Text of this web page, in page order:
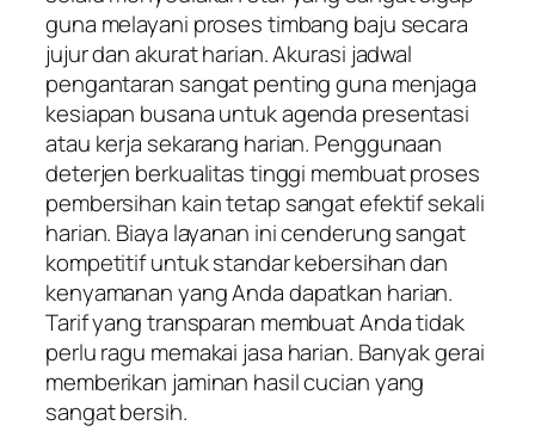
guna melayani proses timbang baju secara
jujur dan akurat harian. Akurasi jadwal
pengantaran sangat penting guna menjaga
kesiapan busana untuk agenda presentasi
atau kerja sekarang harian. Penggunaan
deterjen berkualitas tinggi membuat proses
pembersihan kain tetap sangat efektif sekali
harian. Biaya layanan ini cenderung sangat
kompetitif untuk standar kebersihan dan
kenyamanan yang Anda dapatkan harian.
Tarif yang transparan membuat Anda tidak
perlu ragu memakai jasa harian. Banyak gerai
memberikan jaminan hasil cucian yang
sangat bersih.